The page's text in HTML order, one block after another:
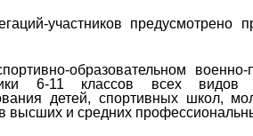
участников
образовательном военно-
6-11 классов всех видов
детей, спортивных школ,
высших и средних